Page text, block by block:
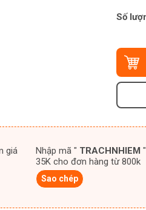
Số
Nhập mã " TRACHNHIEM " Giảm giá
35K cho đơn hàng từ 800k
Sao chép